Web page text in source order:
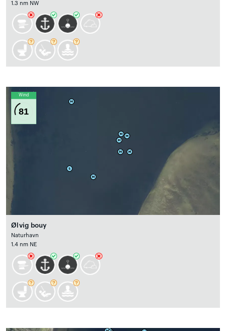
1.3 nm NW
Wind
81
Ølvig bouy
Naturhavn
1.4 nm NE